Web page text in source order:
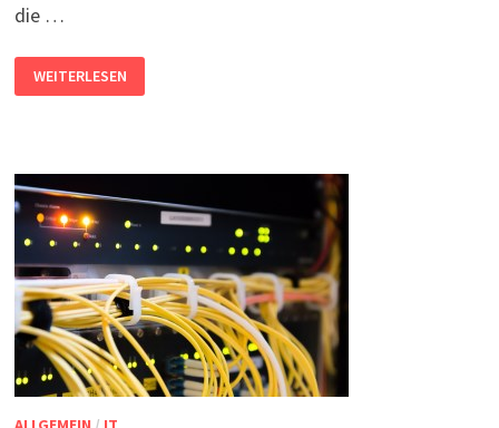
die …
E-
GITARREN-
REPARATUR:
VERABSCHIEDEN
WEITERLESEN